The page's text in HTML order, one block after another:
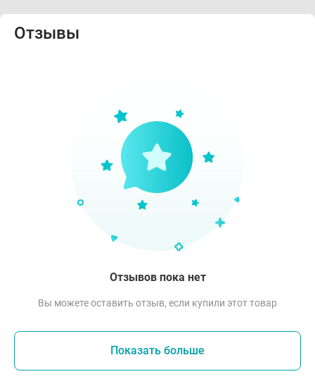
Отзывы
Отзывов пока нет
Вы можете оставить отзыв, если купили этот товар
Показать больше